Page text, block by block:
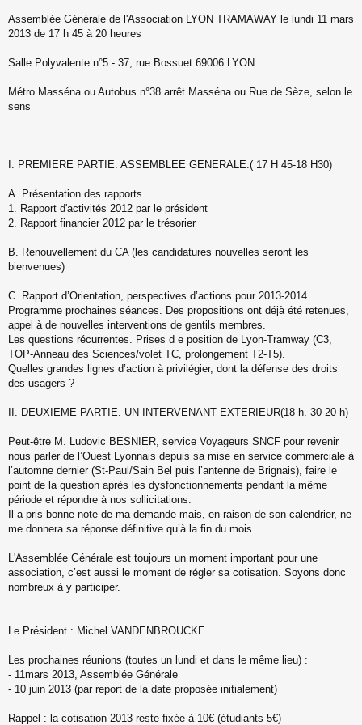
s
a
g
n
n
u
Assemblée Générale de l'Association LYON TRAMAWAY le lundi 11 mars
2013 de 17 h 45 à 20 heures
Salle Polyvalente n°5 - 37, rue Bossuet 69006 LYON
Métro Masséna ou Autobus n°38 arrêt Masséna ou Rue de Sèze, selon le
sens
I. PREMIERE PARTIE. ASSEMBLEE GENERALE.( 17 H 45-18 H30)
A. Présentation des rapports.
1. Rapport d'activités 2012 par le président
2. Rapport financier 2012 par le trésorier
B. Renouvellement du CA (les candidatures nouvelles seront les
bienvenues)
C. Rapport d’Orientation, perspectives d’actions pour 2013-2014
Programme prochaines séances. Des propositions ont déjà été retenues,
appel à de nouvelles interventions de gentils membres.
Les questions récurrentes. Prises d e position de Lyon-Tramway (C3,
TOP-Anneau des Sciences/volet TC, prolongement T2-T5).
Quelles grandes lignes d’action à privilégier, dont la défense des droits
des usagers ?
II. DEUXIEME PARTIE. UN INTERVENANT EXTERIEUR(18 h. 30-20 h)
Peut-être M. Ludovic BESNIER, service Voyageurs SNCF pour revenir
nous parler de l’Ouest Lyonnais depuis sa mise en service commerciale à
l’automne dernier (St-Paul/Sain Bel puis l’antenne de Brignais), faire le
point de la question après les dysfonctionnements pendant la même
période et répondre à nos sollicitations.
Il a pris bonne note de ma demande mais, en raison de son calendrier, ne
me donnera sa réponse définitive qu’à la fin du mois.
L'Assemblée Générale est toujours un moment important pour une
association, c’est aussi le moment de régler sa cotisation. Soyons donc
nombreux à y participer.
Le Président : Michel VANDENBROUCKE
Les prochaines réunions (toutes un lundi et dans le même lieu) :
- 11mars 2013, Assemblée Générale
- 10 juin 2013 (par report de la date proposée initialement)
Rappel : la cotisation 2013 reste fixée à 10€ (étudiants 5€)